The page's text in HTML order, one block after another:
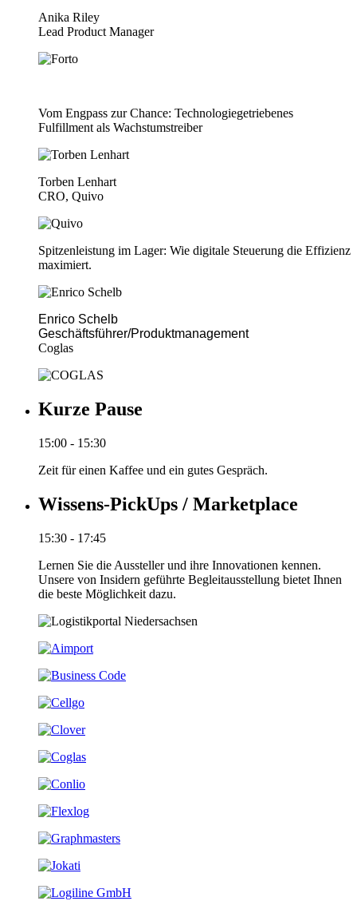
Anika Riley
Lead Product Manager
Vom Engpass zur Chance: Technologiegetriebenes
Fulfillment als Wachstumstreiber
Torben Lenhart
CRO, Quivo
Spitzenleistung im Lager: Wie digitale Steuerung die Effizienz
maximiert.
Enrico Schelb
Geschäftsführer/Produktmanagement
Coglas
Kurze Pause
15:00 - 15:30
Zeit für einen Kaffee und ein gutes Gespräch.
Wissens-PickUps / Marketplace
15:30 - 17:45
Lernen Sie die Aussteller und ihre Innovationen kennen.
Unsere von Insidern geführte Begleitausstellung bietet Ihnen
die beste Möglichkeit dazu.